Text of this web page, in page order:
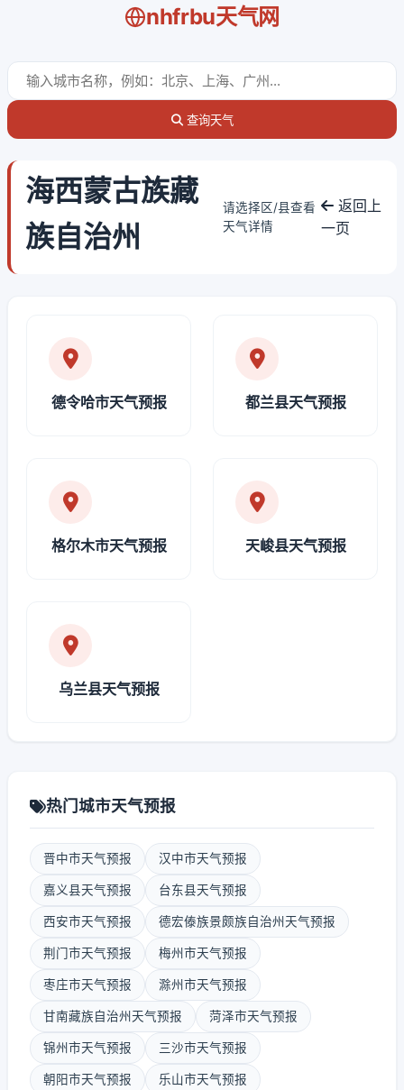
nhfrbu天气网
查询天气
海西蒙古族藏
族自治州
请选择区/县查看
天气详情
返回上
一页
德令哈市天气预报 都兰县天气预报
格尔木市天气预报 天峻县天气预报
乌兰县天气预报
热门城市天气预报
晋中市天气预报 汉中市天气预报
嘉义县天气预报 台东县天气预报
西安市天气预报 德宏傣族景颇族自治州天气预报
荆门市天气预报 梅州市天气预报
枣庄市天气预报 滁州市天气预报
甘南藏族自治州天气预报 菏泽市天气预报
锦州市天气预报 三沙市天气预报
朝阳市天气预报 乐山市天气预报